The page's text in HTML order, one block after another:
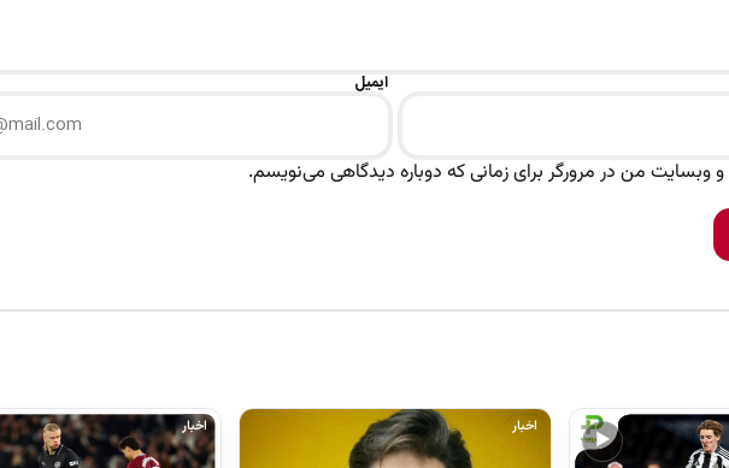
ایمیل
و وبسایت من در مرورگر برای زمانی که دوباره دیدگاهی می‌نویسم.
▶
اخبار اخبار